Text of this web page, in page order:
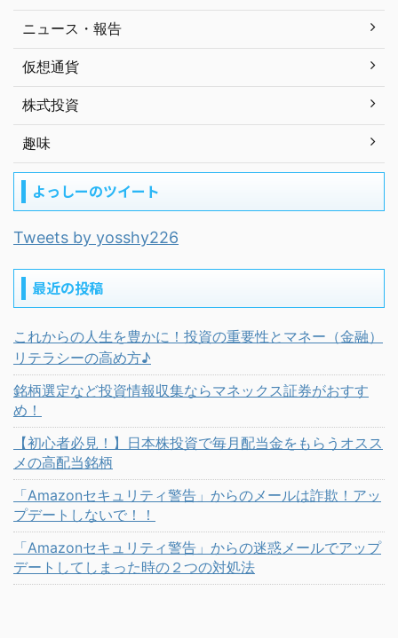
ニュース・報告
仮想通貨
株式投資
趣味
よっしーのツイート
Tweets by yosshy226
最近の投稿
これからの人生を豊かに！投資の重要性とマネー（金融）
リテラシーの高め方♪
銘柄選定など投資情報収集ならマネックス証券がおすす
め！
【初心者必見！】日本株投資で毎月配当金をもらうオスス
メの高配当銘柄
「Amazonセキュリティ警告」からのメールは詐欺！アッ
プデートしないで！！
「Amazonセキュリティ警告」からの迷惑メールでアップ
デートしてしまった時の２つの対処法